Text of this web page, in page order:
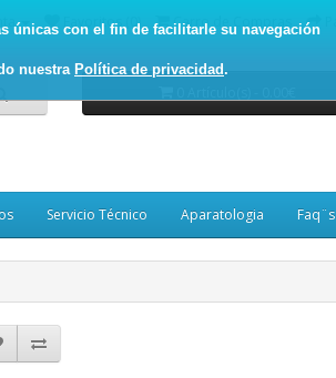
únicas con el fin de facilitarle su navegación
nuestra Política de privacidad.
Favoritos (0) Carro de Compras
Servicio Técnico Aparatologia Faq¨s